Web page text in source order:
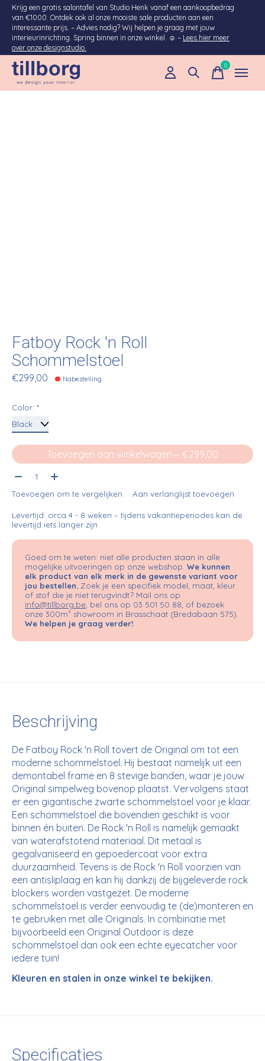
Krijg een gratis salontafel van Studio Henk vanaf een aankoopbedrag
van €1000. Ontdek ook al onze mooiste sale producten aan een
interessante prijs. – Advies nodig? Wij helpen je graag met jouw
interieurinrichting. Spring binnen in onze winkel. ☺ – Lees hier meer
over onze designstudio.
0items
Fatboy Rock 'n Roll
Schommelstoel
€299,00 Nabestelling
Color: *
Toevoegen aan winkelwagen
— €299,00
Aantal:
Toevoegen om te vergelijken Aan verlanglijst toevoegen
Levertijd: circa 4 - 8 weken – tijdens vakantieperiodes kan de
levertijd iets langer zijn
Goed om te weten: niet alle producten staan in alle
mogelijke uitvoeringen op onze webshop. We kunnen
elk product van elk merk in de gewenste variant voor
jou bestellen. Zoek je een specifiek model, maat, kleur
of stof die je niet terugvindt? Mail ons op
info@tillborg.be , bel ons op 03 501 50 88, of bezoek
onze 300m² showroom in Brasschaat (Bredabaan 575).
We helpen je graag verder!
Beschrijving
De Fatboy Rock 'n Roll tovert de Original om tot een
moderne schommelstoel. Hij bestaat namelijk uit een
demontabel frame en 8 stevige banden, waar je jouw
Original simpelweg bovenop plaatst. Vervolgens staat
er een gigantische zwarte schommelstoel voor je klaar.
Een schommelstoel die bovendien geschikt is voor
binnen én buiten. De Rock 'n Roll is namelijk gemaakt
van waterafstotend materiaal. Dit metaal is
gegalvaniseerd en gepoedercoat voor extra
duurzaamheid. Tevens is de Rock 'n Roll voorzien van
een antisliplaag en kan hij dankzij de bijgeleverde rock
blockers worden vastgezet. De moderne
schommelstoel is verder eenvoudig te (de)monteren en
te gebruiken met alle Originals. In combinatie met
bijvoorbeeld een Original Outdoor is deze
schommelstoel dan ook een echte eyecatcher voor
iedere tuin!
Kleuren en stalen in onze winkel te bekijken.
Specificaties